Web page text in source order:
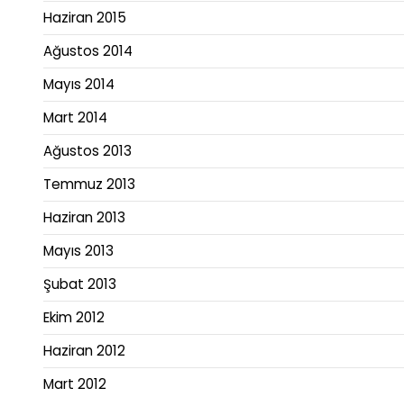
Haziran 2015
Ağustos 2014
Mayıs 2014
Mart 2014
Ağustos 2013
Temmuz 2013
Haziran 2013
Mayıs 2013
Şubat 2013
Ekim 2012
Haziran 2012
Mart 2012